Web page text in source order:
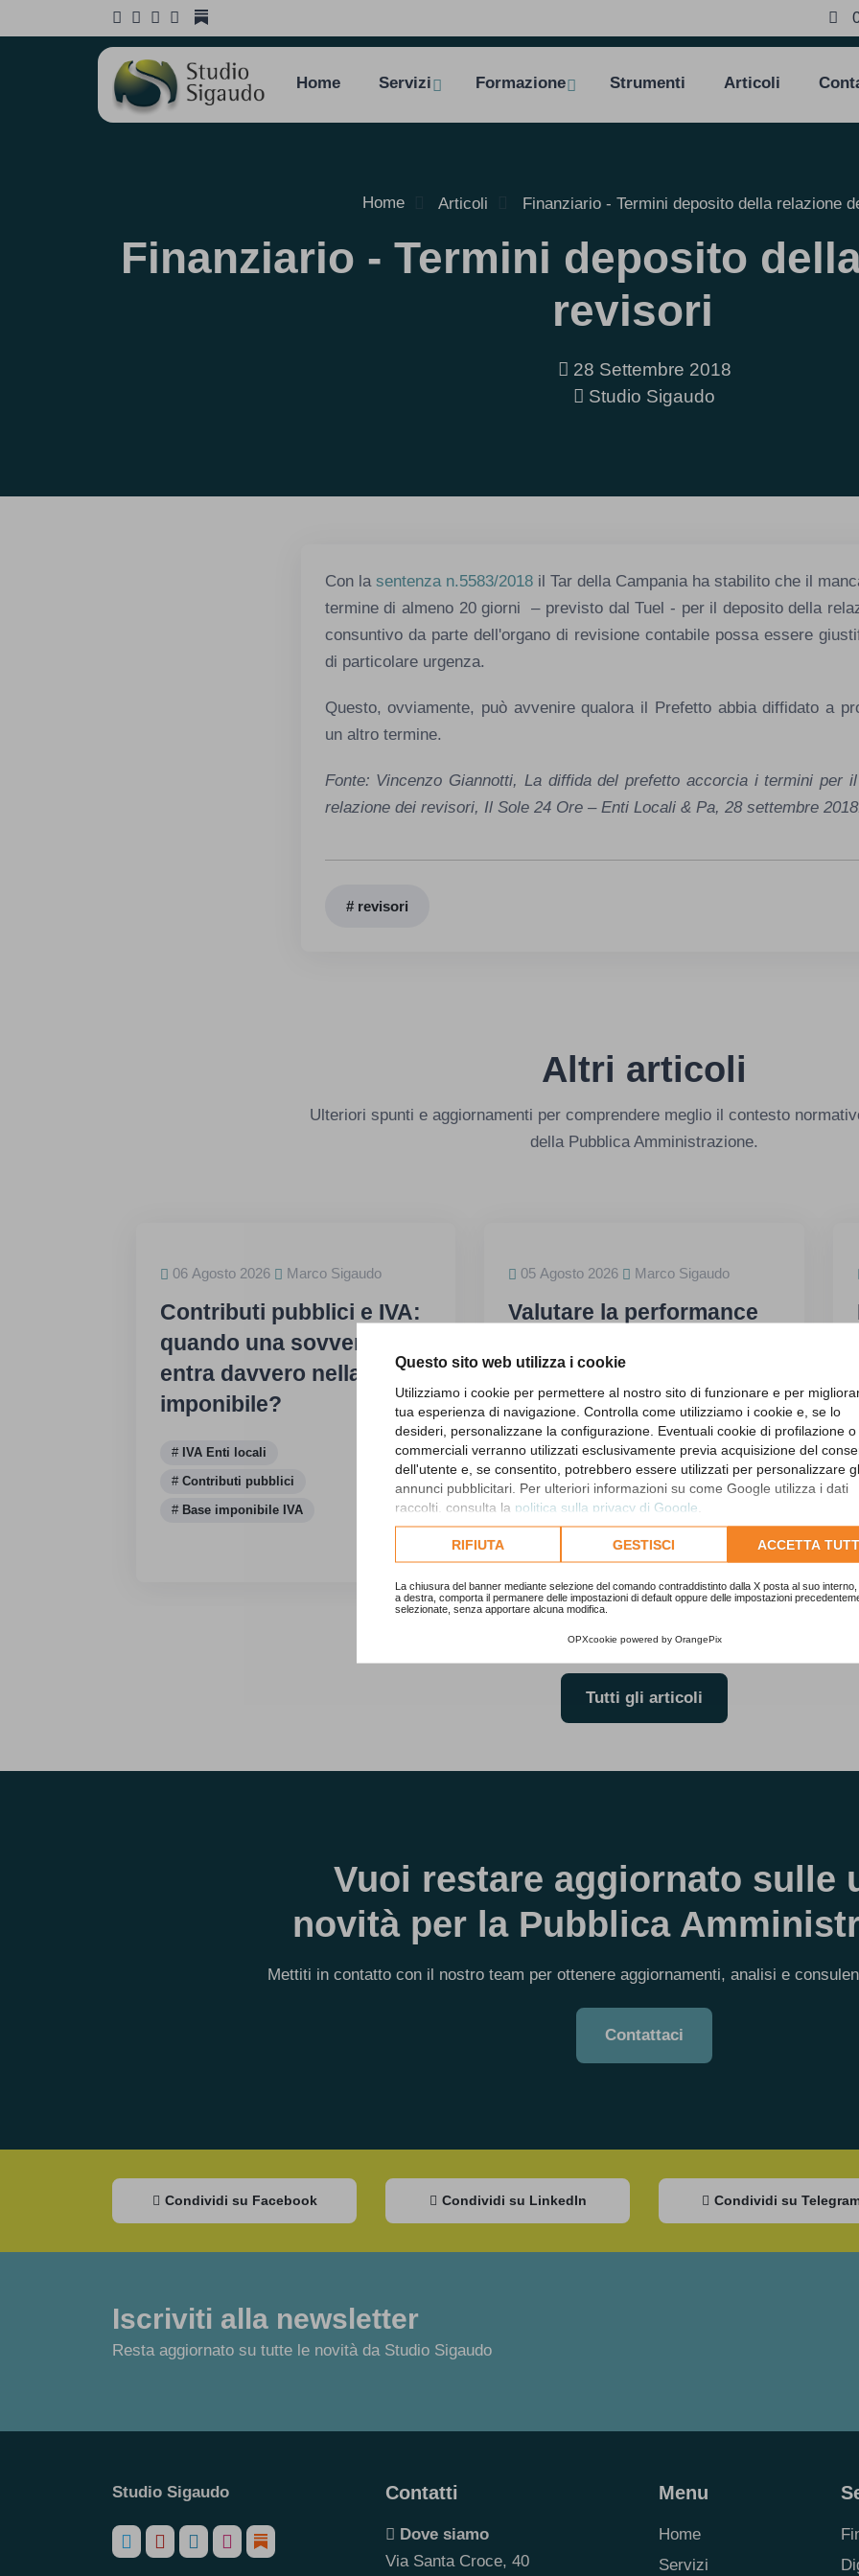
Questo sito web utilizza i cookie
Utilizziamo i cookie per permettere al nostro sito di funzionare e per
tua esperienza di navigazione. Controlla come utilizziamo i cookie e, se lo
desideri, personalizzane la configurazione. Eventuali cookie di profilazione o
commerciali verranno utilizzati esclusivamente previa acquisizione del
dell'utente e, se consentito, potrebbero essere utilizzati per personalizzare
annunci pubblicitari. Per ulteriori informazioni su come Google utilizza i dati
raccolti, consulta la politica sulla privacy di Google
Consulta l'informativa cookie completa.
RIFIUTA GESTISCI ACCETTA
La chiusura del banner mediante selezione del comando contraddistinto dalla X posta al suo interno,
a destra, comporta il permanere delle impostazioni di default oppure delle impostazioni
selezionate, senza apportare alcuna modifica.
OPXcookie powered by OrangePix
Home Servizi Formazione Strumenti Articoli
Home Articoli Finanziario - Termini deposito della relazione
Finanziario - Termini deposito
revisori
28 Settembre 2018
Studio Sigaudo
Con la sentenza n.5583/2018il Tar della Campania ha stabilito che il
termine di almeno 20 giorni – previsto dal Tuel - per il deposito della
consuntivo da parte dell'organo di revisione contabile possa essere
di particolare urgenza.
Questo, ovviamente, può avvenire qualora il Prefetto abbia diffidato a
un altro termine.
Fonte: Vincenzo Giannotti, La diffida del prefetto accorcia i termini per
relazione dei revisori, Il Sole 24 Ore – Enti Locali & Pa, 28 settembre
# revisori
Altri articoli
Ulteriori spunti e aggiornamenti per comprendere meglio il contesto
della Pubblica Amministrazione.
06 Agosto 2026 Marco Sigaudo
Contributi pubblici e IVA:
quando una sovvenzione
entra davvero nella base
imponibile?
IVA Enti locali
Contributi pubblici
Base imponibile IVA
05 Agosto 2026 Marco Sigaudo
Valutare la performance
risultato è sempre più
organizzativo
Valutazione della performance nella PA
Performance organizzativa
Sistemi premiali e riforma Brunetta
Tutti gli articoli
Vuoi restare aggiornato sulle
novità per la Pubblica
Mettiti in contatto con il nostro team per ottenere aggiornamenti, analisi e
Contattaci
Condividi su Facebook Condividi su LinkedIn Condividi su
Iscriviti alla newsletter
Resta aggiornato su tutte le novità da Studio Sigaudo
Studio Sigaudo Contatti
Dove siamo
Via Santa Croce, 40
Menu
Home
Servizi